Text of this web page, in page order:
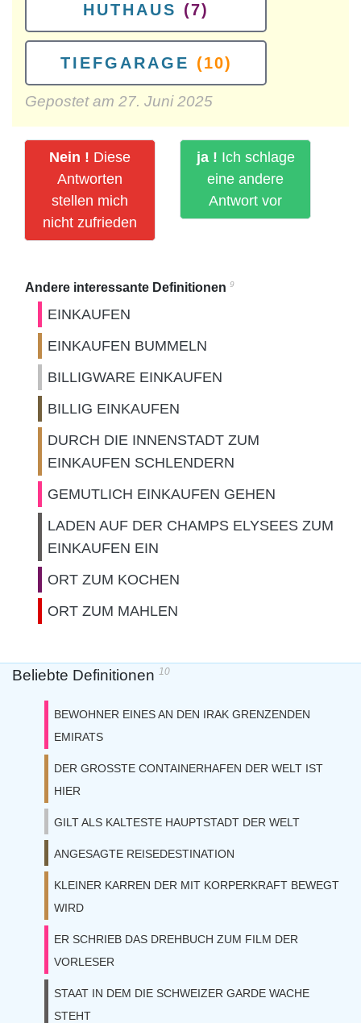
HUTHAUS (7)
TIEFGARAGE (10)
Gepostet am 27. Juni 2025
Nein ! Diese
Antworten
stellen mich
nicht zufrieden
ja ! Ich schlage
eine andere
Antwort vor
Andere interessante Definitionen 9
EINKAUFEN
EINKAUFEN BUMMELN
BILLIGWARE EINKAUFEN
BILLIG EINKAUFEN
DURCH DIE INNENSTADT ZUM
EINKAUFEN SCHLENDERN
GEMUTLICH EINKAUFEN GEHEN
LADEN AUF DER CHAMPS ELYSEES ZUM
EINKAUFEN EIN
ORT ZUM KOCHEN
ORT ZUM MAHLEN
Beliebte Definitionen 10
BEWOHNER EINES AN DEN IRAK GRENZENDEN
EMIRATS
DER GROSSTE CONTAINERHAFEN DER WELT IST
HIER
GILT ALS KALTESTE HAUPTSTADT DER WELT
ANGESAGTE REISEDESTINATION
KLEINER KARREN DER MIT KORPERKRAFT BEWEGT
WIRD
ER SCHRIEB DAS DREHBUCH ZUM FILM DER
VORLESER
STAAT IN DEM DIE SCHWEIZER GARDE WACHE
STEHT